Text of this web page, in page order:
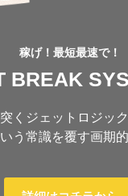
稼げ！最短最速で！
BREAK
くジェットロジッ
う常識を覆す画期